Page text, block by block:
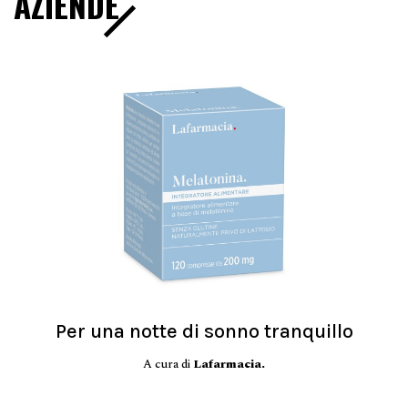
Per una notte di sonno tranquillo
A cura di Lafarmacia.